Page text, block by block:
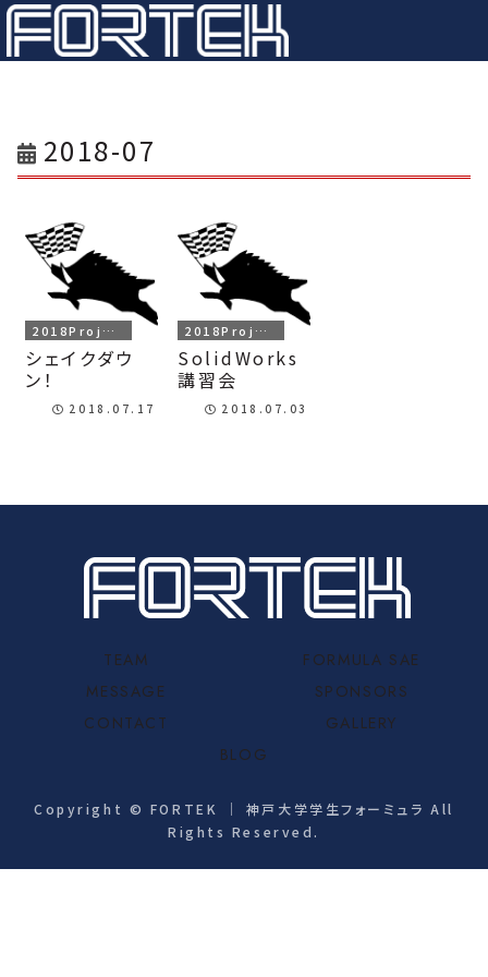
2018-07
2018Project
シェイクダウ
ン！
2018.07.17
2018Project
SolidWorks
講習会
2018.07.03
TEAM
FORMULA SAE
MESSAGE
SPONSORS
CONTACT
GALLERY
BLOG
Copyright © FORTEK ｜ 神戸大学学生フォーミュラ All
Rights Reserved.